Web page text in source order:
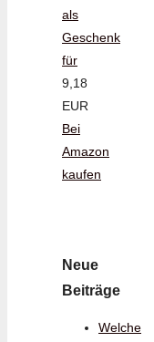
als
Geschenk
für
9,18
EUR
Bei
Amazon
kaufen
Neue
Beiträge
Welche